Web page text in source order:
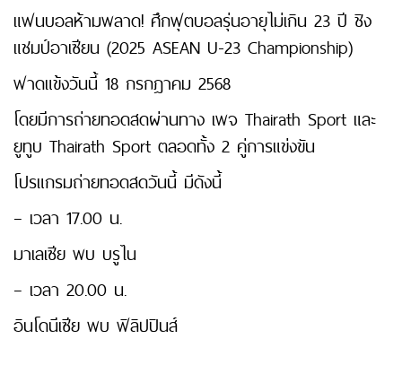
แฟนบอลห้ามพลาด! ศึกฟุตบอลรุ่นอายุไม่เกิน 23 ปี ชิง
แชมป์อาเซียน (2025 ASEAN U-23 Championship)
ฟาดแข้งวันนี้ 18 กรกฎาคม 2568
โดยมีการถ่ายทอดสดผ่านทาง เพจ Thairath Sport และ
ยูทูบ Thairath Sport ตลอดทั้ง 2 คู่การแข่งขัน
โปรแกรมถ่ายทอดสดวันนี้ มีดังนี้
– เวลา 17.00 น.
มาเลเซีย พบ บรูไน
– เวลา 20.00 น.
อินโดนีเซีย พบ ฟิลิปปินส์